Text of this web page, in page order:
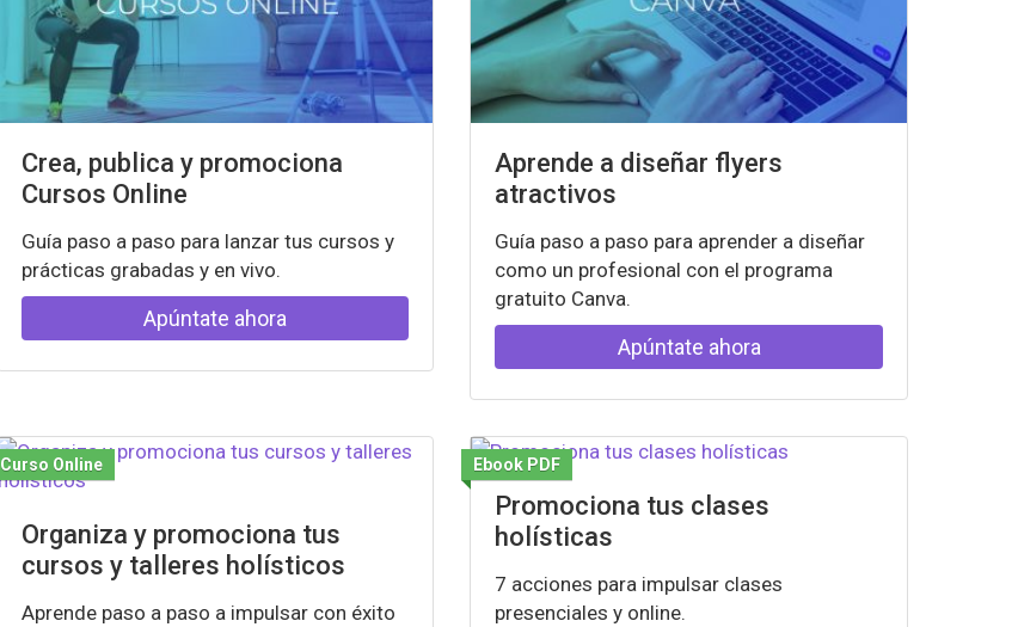
Crea, publica y promociona
Cursos Online
Guía paso a paso para lanzar tus cursos y
prácticas grabadas y en vivo.
Apúntate ahora
Aprende a diseñar flyers
atractivos
Guía paso a paso para aprender a diseñar
como un profesional con el programa
gratuito Canva.
Apúntate ahora
Curso Online
Organiza y promociona tus
cursos y talleres holísticos
Aprende paso a paso a impulsar con éxito
Ebook PDF
Promociona tus clases
holísticas
7 acciones para impulsar clases
presenciales y online.